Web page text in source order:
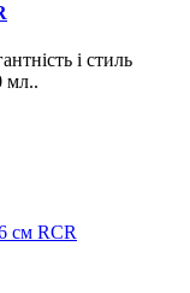
і стиль
мл..